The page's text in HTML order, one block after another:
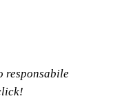
responsabile